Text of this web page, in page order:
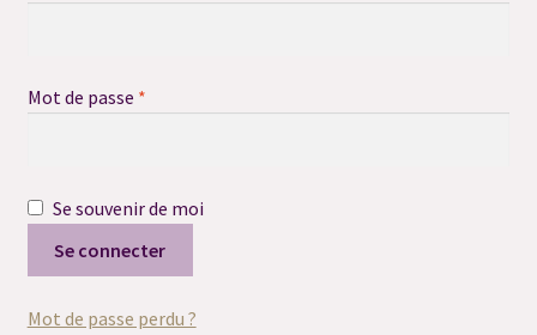
#6527 (pas de titre)
#6532 (pas de titre)
#7119 (pas de titre)
Mot de passe *Obligatoire
Se souvenir de moi
Se connecter
Mot de passe perdu ?